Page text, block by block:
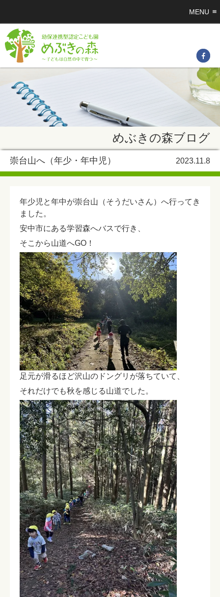
MENU
めぶきの森ブログ
崇台山へ（年少・年中児） 2023.11.8
年少児と年中が崇台山（そうだいさん）へ行ってき
ました。
安中市にある学習森へバスで行き、
そこから山道へGO！
足元が滑るほど沢山のドングリが落ちていて、
それだけでも秋を感じる山道でした。